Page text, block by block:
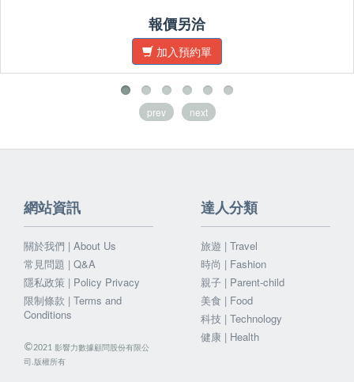
報價另洽
加入預約單
prev next
網站資訊
關於我們 | About Us
常見問題 | Q&A
隱私政策 | Policy Privacy
限制條款 | Terms and
Conditions
©2021 影響力數據顧問股份有限公
司.版權所有
達人分類
旅遊 | Travel
時尚 | Fashion
親子 | Parent-child
美食 | Food
科技 | Technology
健康 | Health